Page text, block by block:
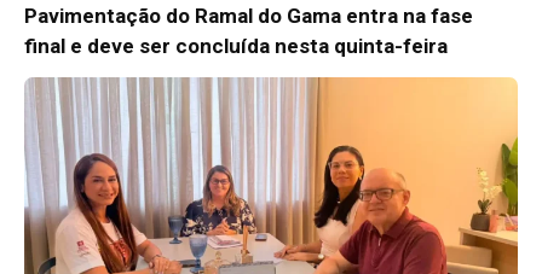
Pavimentação do Ramal do Gama entra na fase
final e deve ser concluída nesta quinta-feira